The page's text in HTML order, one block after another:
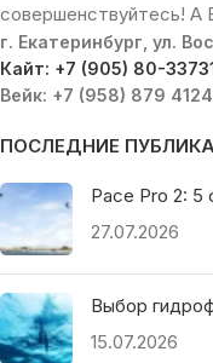
совершенствуйтесь! А
г. Екатеринбург, ул.
Кайт: +7 (905) 80-
Вейк: +7 (958) 879 4124
ПОСЛЕДНИЕ
Pace Pro 2: 5
27.07.2026
Выбор
15.07.2026